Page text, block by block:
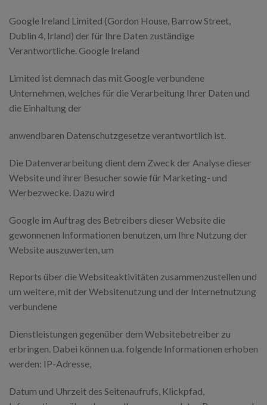
Google Ireland Limited (Gordon House, Barrow Street,
Dublin 4, Irland) der für Ihre Daten zuständige
Verantwortliche. Google Ireland
Limited ist demnach das mit Google verbundene
Unternehmen, welches für die Verarbeitung Ihrer Daten und
die Einhaltung der
anwendbaren Datenschutzgesetze verantwortlich ist.
Die Datenverarbeitung dient dem Zweck der Analyse dieser
Website und ihrer Besucher sowie für Marketing- und
Werbezwecke. Dazu wird
Google im Auftrag des Betreibers dieser Website die
gewonnenen Informationen benutzen, um Ihre Nutzung der
Website auszuwerten, um
Reports über die Websiteaktivitäten zusammenzustellen und
um weitere, mit der Websitenutzung und der Internetnutzung
verbundene
Dienstleistungen gegenüber dem Websitebetreiber zu
erbringen. Dabei können u.a. folgende Informationen erhoben
werden: IP-Adresse,
Datum und Uhrzeit des Seitenaufrufs, Klickpfad,